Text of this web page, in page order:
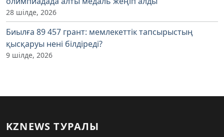
28 шілде, 2026
Биылға 89 457 грант: мемлекеттік тапсырыстың
қысқаруы нені білдіреді?
9 шілде, 2026
KZNEWS ТУРАЛЫ